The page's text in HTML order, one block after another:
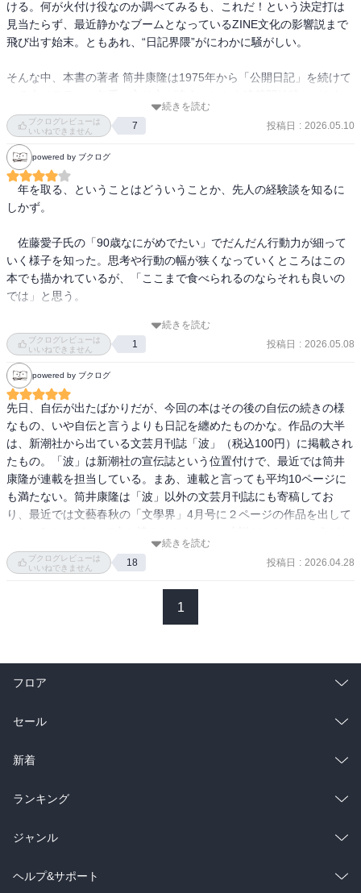
三郎に対する回想録などのエッセイも併録されている。
いつ誰とどのような食事をして料金がいくらだった、という内容。
は、やはり文章の力なのかもしれない。亡くなった一人息子の伸輔
さんにもところどころで触れており、また終盤には腎臓が原因で倒
れ、以降は車いすでの施設生活になるのだけれど、それでも悲壮感
はまったく漂ってこない。
それにしてもものすごい食欲。88歳～91歳の高齢者の食欲とは思え
ないほどに食べる。僕ですらそこまでは食べられないのではないか
級料理のオンパレード。さすが売れっ子の作家は違うなと妙に納
得。一箇所、年収（だと思われる）がいくらだ、という記述がある
のだけれど、それを読んでこれまた納得。こう書いてしまうと嫌味
に聞こえるかもしれないけれど、決してそうではなく、心底驚かさ
いずれにしても大好きな作家のおひとり。さすがに創作作品はもう
無理（ご本人もそう書かれていた）なのだろうけれど、こうしたエ
ッセイだけでも続けてほしいなと思う。施設の中で唯一仕事（執
筆）をしている存在なのだそうだ。
ける。何が火付け役なのか調べてみるも、これだ！という決定打は
見当たらず、最近静かなブームとなっているZINE文化の影響説まで
飛び出す始末。ともあれ、“日記界隈”がにわかに騒がしい。
そんな中、本書の著者 筒井康隆は1975年から「公開日記」を続けて
の公開日記では、他に類例のない料理の値段を書くこととする〉と
高らかに宣言。
以降2024年3月、神戸の自宅で転倒する前日まで、その日記は続く。
はたして齢九十を超えた大作家は、いかなる晩餐を重ね、どんな
日々を送っていたのか―
■内容
本書は『波』2023年2月号掲載の「老耄美食日記」を軸に構成されて
いる。ただし単なる日記では終わらない。
かった心情を綴る小説風随筆まで併録。読者サービス精神旺盛な、
いかにも筒井康隆らしいお得な一冊となっている。
さて、この日記を読む上で押さえておきたいのは、筒井夫妻は東京
と神戸の二拠点生活を送っていること。
神戸・垂水では比較的庶民的な店に通う一方、東京へ移ると様相は
一変する。帝国ホテル「北京」「ラ ブラスリー」、ニューオータニ
「久兵衛」「にいづ」、ザ・キャピトルホテル東急「オリガミ」
…。
夫婦ふたりで5万、6万円超えは当たり前。でも驚くべきは金額よ
り、その健啖ぶりである。筒井康隆92歳、光子夫人84歳。肉も魚も
カルトからコース料理とペロリと平らげ、高級スーパー
「KINOKUNIYA」で大量購入した食材も数日で食べ尽くす。
さらには夕方4時になるとアルコールを欲し始めるという…まさに鯨
しかも料理描写が実に執拗。値段、量、味、接客、酒―そのすべて
を細大漏らさず記録していく様は、もはやグルメ日記というより
る。
筒井康隆という作家の晩年を、妙に人間臭く浮かび上がらせる。
そんな絢爛たる食生活にも、加齢は静かに影を落とし始める。身体
倒。以後、車椅子生活となり、夫妻で超高級老人ホームへ入居する
集者との会食―。身体は不自由になっても、“食べること”への執念は
続きを読む
ブクログレビューは
いいねできません
7 投稿日 : 2026.05.10
powered by ブクログ
年を取る、ということはどういうことか、先人の経験談を知るに
しかず。
佐藤愛子氏の「90歳なにがめでたい」でだんだん行動力が細って
いく様子を知った。思考や行動の幅が狭くなっていくところはこの
本でも描かれているが、「ここまで食べられるのならそれも良いの
では」と思う。
90歳でもここまで元気に食べられれば私なら本望。それも、一皿
で味もカロリーも満足させるような食べ方ではなく、一流の料理屋
のコース料理に近いものを食しておられる。
「これ以上書いても同じような繰り返しになるから」ということ
で本書は終わっている。筒井康隆氏がそのあとも同じような楽しい
食生活を維持されていることを祈る。
続きを読む
ブクログレビューは
いいねできません
1 投稿日 : 2026.05.08
powered by ブクログ
先日、自伝が出たばかりだが、今回の本はその後の自伝の続きの様
なもの、いや自伝と言うよりも日記を纏めたものかな。作品の大半
は、新潮社から出ている文芸月刊誌「波」（税込100円）に掲載され
たもの。「波」は新潮社の宣伝誌という位置付けで、最近では筒井
康隆が連載を担当している。まあ、連載と言っても平均10ページに
も満たない。筒井康隆は「波」以外の文芸月刊誌にも寄稿してお
り、最近では文藝春秋の「文學界」4月号に２ページの作品を出して
い、もう90歳を超えているので歯止めがかからないのだろう。
名レストランばかり出てきて、注文するメニューは途轍もなく凄す
でない時には、高級スーパー「KINOKUNIYA」で数万円程度の食材
んな高級食材ばかり食べていたら体を壊しそうなものだが、結果的
ッドタイムリビング」という高級施設に入った後でも美食生活を継
載されている。康隆は年相応の見た目だが、光子は歳よりもやや若
隆は肺・血管・心臓に病を抱えているので、酒が飲めない体になっ
続きを読む
ブクログレビューは
いいねできません
18 投稿日 : 2026.04.28
1
フロア
総合
ラノベ
雑誌・グラビア
BL・TL
セール
総合
ラノベ
雑誌・グラビア
BL・TL
新着
総合
ラノベ
雑誌・グラビア
ランキング
総合
ラノベ
ジャンル
コミック
ヘルプ&サポート